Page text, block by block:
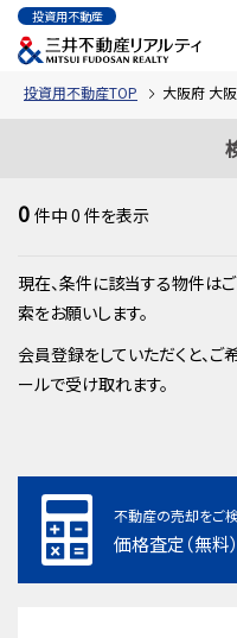
投資用不動産
投資用不動産TOP 大阪府 大
0 件中0 件を表示
現在、条件に該当する物件は
索をお願いします。
会員登録をしていただくと、
ールで受け取れます。
不動産の売却をご
価格査定（無料